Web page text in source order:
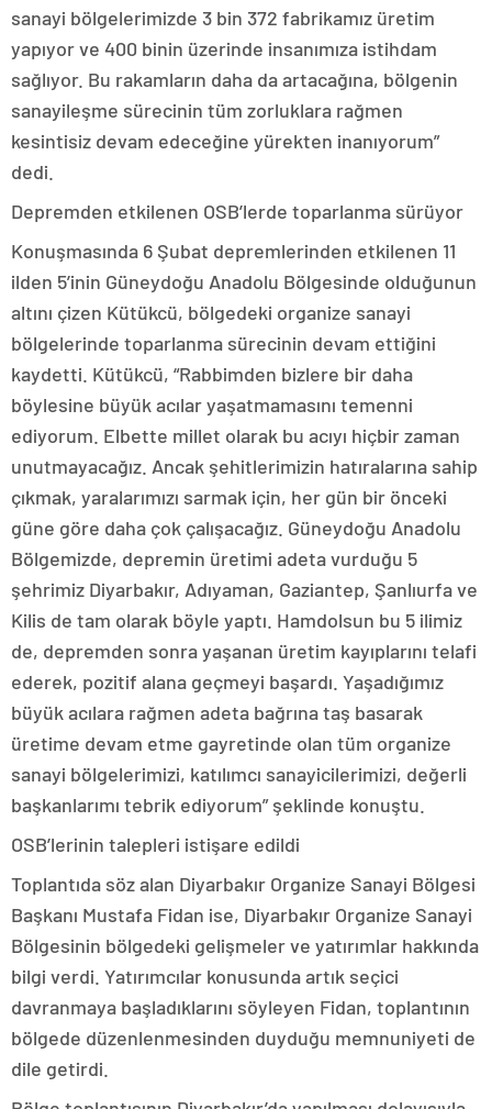
sanayi bölgelerimizde 3 bin 372 fabrikamız üretim
yapıyor ve 400 binin üzerinde insanımıza istihdam
sağlıyor. Bu rakamların daha da artacağına, bölgenin
sanayileşme sürecinin tüm zorluklara rağmen
kesintisiz devam edeceğine yürekten inanıyorum”
dedi.
Depremden etkilenen OSB’lerde toparlanma sürüyor
Konuşmasında 6 Şubat depremlerinden etkilenen 11
ilden 5’inin Güneydoğu Anadolu Bölgesinde olduğunun
altını çizen Kütükcü, bölgedeki organize sanayi
bölgelerinde toparlanma sürecinin devam ettiğini
kaydetti. Kütükcü, “Rabbimden bizlere bir daha
böylesine büyük acılar yaşatmamasını temenni
ediyorum. Elbette millet olarak bu acıyı hiçbir zaman
unutmayacağız. Ancak şehitlerimizin hatıralarına sahip
çıkmak, yaralarımızı sarmak için, her gün bir önceki
güne göre daha çok çalışacağız. Güneydoğu Anadolu
Bölgemizde, depremin üretimi adeta vurduğu 5
şehrimiz Diyarbakır, Adıyaman, Gaziantep, Şanlıurfa ve
Kilis de tam olarak böyle yaptı. Hamdolsun bu 5 ilimiz
de, depremden sonra yaşanan üretim kayıplarını telafi
ederek, pozitif alana geçmeyi başardı. Yaşadığımız
büyük acılara rağmen adeta bağrına taş basarak
üretime devam etme gayretinde olan tüm organize
sanayi bölgelerimizi, katılımcı sanayicilerimizi, değerli
başkanlarımı tebrik ediyorum” şeklinde konuştu.
OSB’lerinin talepleri istişare edildi
Toplantıda söz alan Diyarbakır Organize Sanayi Bölgesi
Başkanı Mustafa Fidan ise, Diyarbakır Organize Sanayi
Bölgesinin bölgedeki gelişmeler ve yatırımlar hakkında
bilgi verdi. Yatırımcılar konusunda artık seçici
davranmaya başladıklarını söyleyen Fidan, toplantının
bölgede düzenlenmesinden duyduğu memnuniyeti de
dile getirdi.